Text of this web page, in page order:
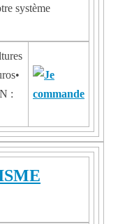
système
: